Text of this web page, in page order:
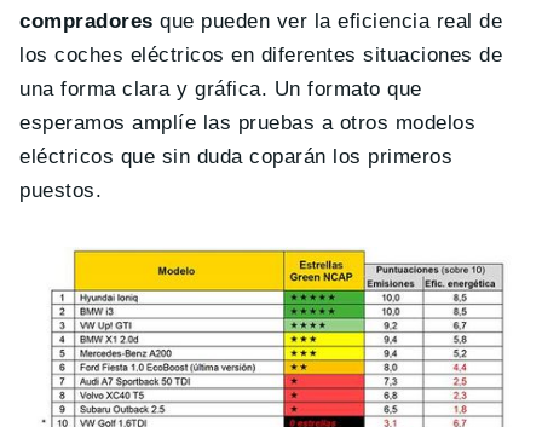
compradores que pueden ver la eficiencia real de
los coches eléctricos en diferentes situaciones de
una forma clara y gráfica. Un formato que
esperamos amplíe las pruebas a otros modelos
eléctricos que sin duda coparán los primeros
puestos.